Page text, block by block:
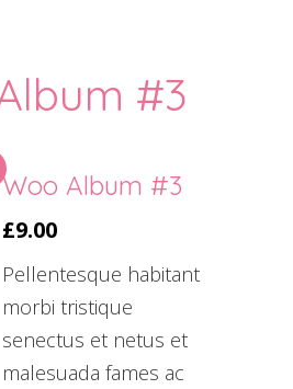
#3
Woo Album #3
£9.00
Pellentesque habitant
morbi tristique
senectus et netus et
malesuada fames ac